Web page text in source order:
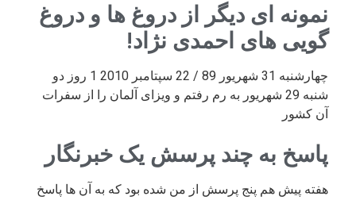
نمونه ای دیگر از دروغ ها و دروغ
گویی های احمدی نژاد!
چهارشنبه 31 شهریور 89 / 22 سپتامبر 2010 1 روز دو
شنبه 29 شهریور به رم رفتم و ویزای آلمان را از سفرات
آن کشور
پاسخ به چند پرسش یک خبرنگار
هفته پیش هم پنج پرسش از من شده بود که به آن ها پاسخ